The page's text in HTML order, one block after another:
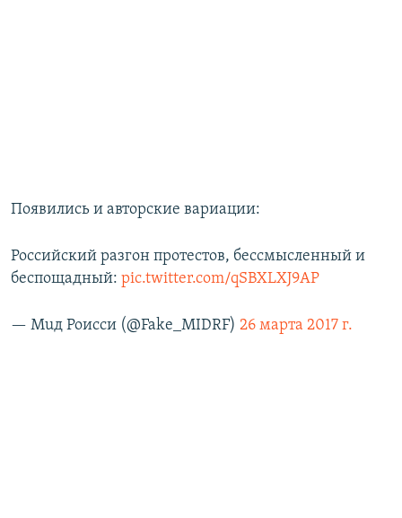
Появились и авторские вариации:
Российский разгон протестов, бессмысленный и
беспощадный: pic.twitter.com/qSBXLXJ9AP
— Мuд Роисси (@Fake_MIDRF) 26 марта 2017 г.